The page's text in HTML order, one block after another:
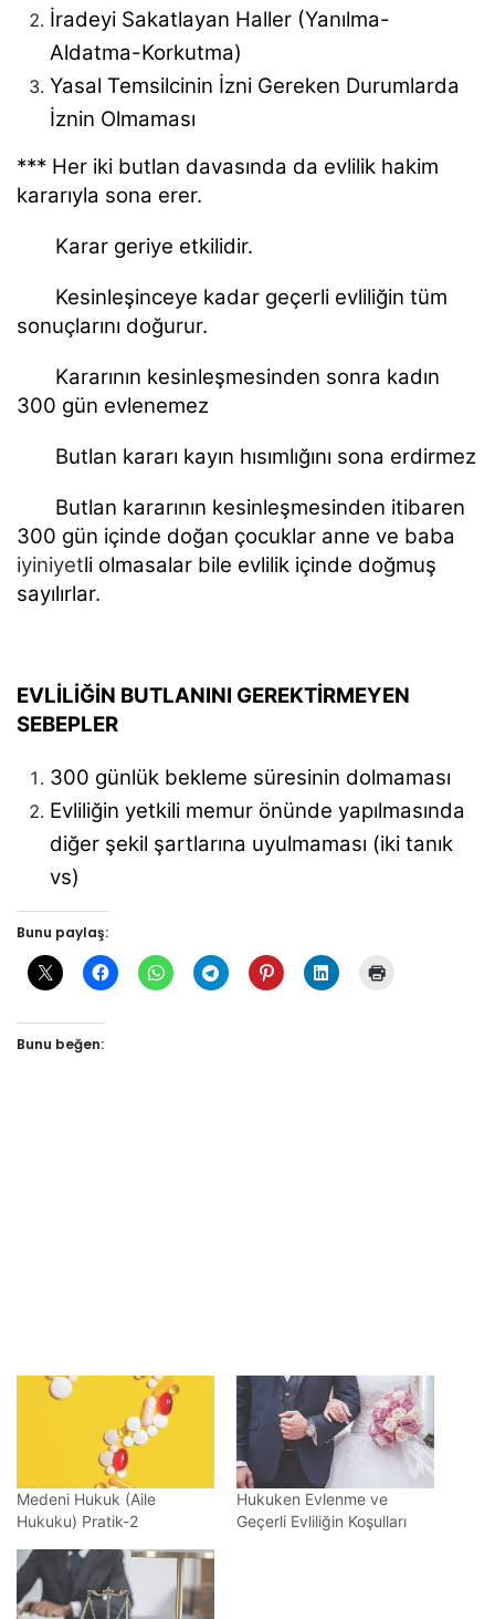
İradeyi Sakatlayan Haller (Yanılma-
Aldatma-Korkutma)
Yasal Temsilcinin İzni Gereken Durumlarda
İznin Olmaması
*** Her iki butlan davasında da evlilik hakim
kararıyla sona erer.
Karar geriye etkilidir.
Kesinleşinceye kadar geçerli evliliğin tüm
sonuçlarını doğurur.
Kararının kesinleşmesinden sonra kadın
300 gün evlenemez
Butlan kararı kayın hısımlığını sona erdirmez
Butlan kararının kesinleşmesinden itibaren
300 gün içinde doğan çocuklar anne ve baba
iyiniyetli olmasalar bile evlilik içinde doğmuş
sayılırlar.
EVLİLİĞİN BUTLANINI GEREKTİRMEYEN
SEBEPLER
300 günlük bekleme süresinin dolmaması
Evliliğin yetkili memur önünde yapılmasında
diğer şekil şartlarına uyulmaması (iki tanık
vs)
Bunu paylaş:
Bunu beğen:
Medeni Hukuk (Aile
Hukuku) Pratik-2
Hukuken Evlenme ve
Geçerli Evliliğin Koşulları